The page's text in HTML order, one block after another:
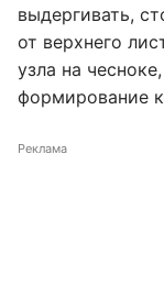
выдергивать,
от верхнего
узла на
формирование
Реклама